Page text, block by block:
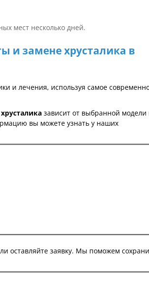
мест несколько дней.
и замене хрусталика в
и лечения, используя самое
зависит от выбранной модели
вы можете узнать у наших
оставляйте заявку. Мы поможем